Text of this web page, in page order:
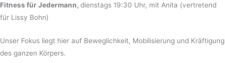
Fitness für Jedermann, dienstags 19:30 Uhr, mit Anita (vertretend
für Lissy Bohn)
Unser Fokus liegt hier auf Beweglichkeit, Mobilisierung und Kräftigung
des ganzen Körpers.